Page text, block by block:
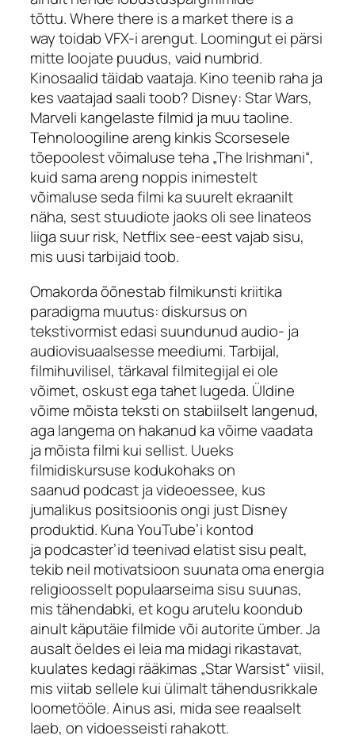
tõttu.Where there is a market there is a
waytoidab VFX-i arengut. Loomingut ei pärsi
mitte loojate puudus, vaid numbrid.
Kinosaalid täidab vaataja. Kino teenib raha ja
kes vaatajad saali toob? Disney: Star Wars,
Marveli kangelaste filmid ja muu taoline.
Tehnoloogiline areng kinkis Scorsesele
tõepoolest võimaluse teha „The Irishmani“,
kuid sama areng noppis inimestelt
võimaluse seda filmi ka suurelt ekraanilt
näha, sest stuudiote jaoks oli see linateos
liiga suur risk, Netflix see-eest vajab sisu,
mis uusi tarbijaid toob.
Omakorda õõnestab filmikunsti kriitika
paradigma muutus: diskursus on
tekstivormist edasi suundunud audio- ja
audiovisuaalsesse meediumi. Tarbijal,
filmihuvilisel, tärkaval filmitegijal ei ole
võimet, oskust ega tahet lugeda. Üldine
võime mõista teksti on stabiilselt langenud,
aga langema on hakanud ka võime vaadata
ja mõista filmi kui sellist. Uueks
filmidiskursuse kodukohaks on
saanud podcastja videoessee, kus
jumalikus positsioonis ongi just Disney
produktid. Kuna YouTube’i kontod
ja podcaster’id teenivad elatist sisu pealt,
tekib neil motivatsioon suunata oma energia
religioosselt populaarseima sisu suunas,
mis tähendabki, et kogu arutelu koondub
ainult käputäie filmide või autorite ümber. Ja
ausalt öeldes ei leia ma midagi rikastavat,
kuulates kedagi rääkimas „Star Warsist“ viisil,
mis viitab sellele kui ülimalt tähendusrikkale
loometööle. Ainus asi, mida see reaalselt
laeb, on vidoesseisti rahakott.